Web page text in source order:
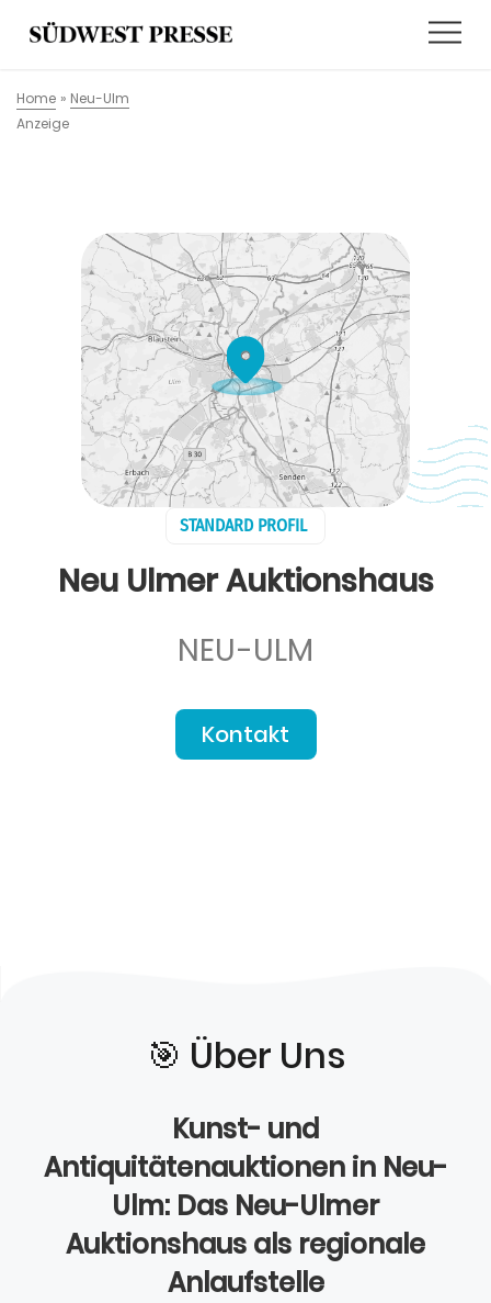
Home » Neu-Ulm
Anzeige
STANDARD PROFIL
Neu Ulmer Auktionshaus
NEU-ULM
Kontakt
🎯️ Über Uns
Kunst- und
Antiquitätenauktionen in Neu-
Ulm: Das Neu-Ulmer
Auktionshaus als regionale
Anlaufstelle